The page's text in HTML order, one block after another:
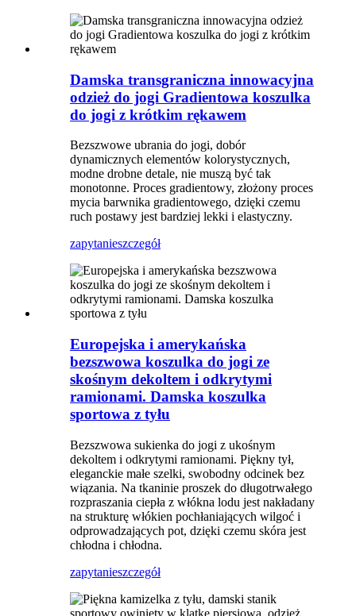
Damska transgraniczna innowacyjna
odzież do jogi Gradientowa koszulka
do jogi z krótkim rękawem
Bezszwowe ubrania do jogi, dobór
dynamicznych elementów kolorystycznych,
modne drobne detale, nie muszą być tak
monotonne. Proces gradientowy, złożony proces
mycia barwnika gradientowego, dzięki czemu
ruch postawy jest bardziej lekki i elastyczny.
zapytanieszczegół
Europejska i amerykańska
bezszwowa koszulka do jogi ze
skośnym dekoltem i odkrytymi
ramionami. Damska koszulka
sportowa z tyłu
Bezszwowa sukienka do jogi z ukośnym
dekoltem i odkrytymi ramionami. Piękny tył,
eleganckie małe szelki, swobodny odcinek bez
wiązania. Na tkaninie proszek do długotrwałego
rozpraszania ciepła z włókna lodu jest nakładany
na strukturę włókien pochłaniających wilgoć i
odprowadzających pot, dzięki czemu skóra jest
chłodna i chłodna.
zapytanieszczegół